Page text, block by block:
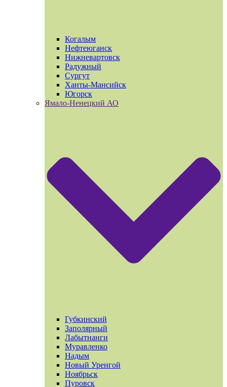
Когалым
Нефтеюганск
Нижневартовск
Радужный
Сургут
Ханты-Мансийск
Югорск
Ямало-Ненецкий АО
Губкинский
Заполярный
Лабытнанги
Муравленко
Надым
Новый Уренгой
Ноябрьск
Пуровск